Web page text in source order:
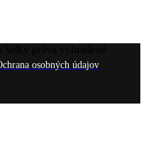
osobných údajov